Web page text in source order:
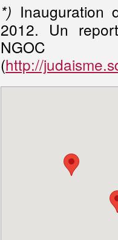
*) Inauguration
2012. Un
NGOC
(http://